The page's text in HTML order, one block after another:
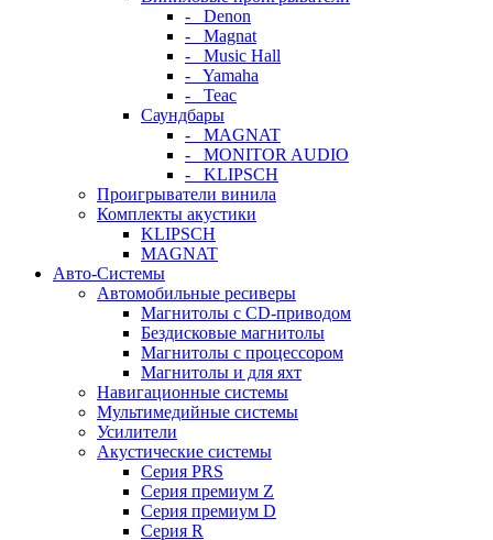
- Denon
- Magnat
- Music Hall
- Yamaha
- Teac
Саундбары
- MAGNAT
- MONITOR AUDIO
- KLIPSCH
Проигрыватели винила
Комплекты акустики
KLIPSCH
MAGNAT
Авто-Системы
Автомобильные ресиверы
Магнитолы с CD-приводом
Бездисковые магнитолы
Магнитолы с процессором
Магнитолы и для яхт
Навигационные системы
Мультимедийные системы
Усилители
Акустические системы
Cерия PRS
Cерия премиум Z
Cерия премиум D
Cерия R